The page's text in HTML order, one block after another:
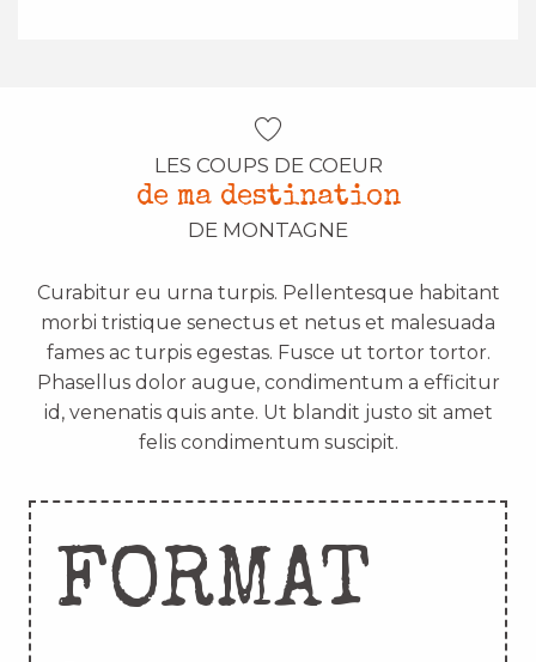
LES COUPS DE COEUR
de ma destination
DE MONTAGNE
Curabitur eu urna turpis. Pellentesque habitant
morbi tristique senectus et netus et malesuada
fames ac turpis egestas. Fusce ut tortor tortor.
Phasellus dolor augue, condimentum a efficitur
id, venenatis quis ante. Ut blandit justo sit amet
felis condimentum suscipit.
FORMAT